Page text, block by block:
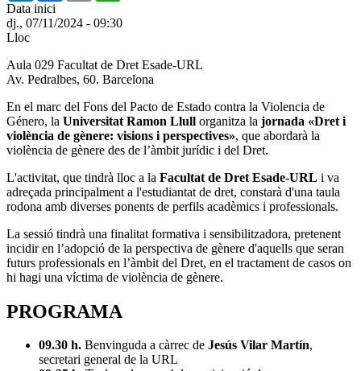
Data inici
dj., 07/11/2024 - 09:30
Lloc
Aula 029 Facultat de Dret Esade-URL
Av. Pedralbes, 60. Barcelona
En el marc del Fons del Pacto de Estado contra la Violencia de
Género, la Universitat Ramon Llull organitza la jornada «Dret i
violència de gènere: visions i perspectives», que abordarà la
violència de gènere des de l’àmbit jurídic i del Dret.
L'activitat, que tindrà lloc a la Facultat de Dret Esade-URL i va
adreçada principalment a l'estudiantat de dret, constarà d'una taula
rodona amb diverses ponents de perfils acadèmics i professionals.
La sessió tindrà una finalitat formativa i sensibilitzadora, pretenent
incidir en l’adopció de la perspectiva de gènere d'aquells que seran
futurs professionals en l’àmbit del Dret, en el tractament de casos on
hi hagi una víctima de violència de gènere.
PROGRAMA
09.30 h. Benvinguda a càrrec de Jesús Vilar Martín,
secretari general de la URL